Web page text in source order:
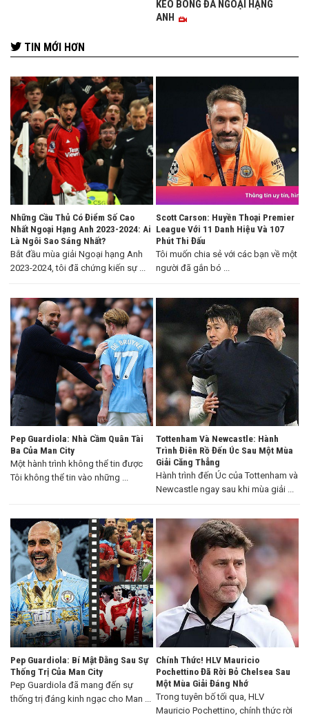
KÈO BÓNG ĐÁ NGOẠI HẠNG
ANH
TIN MỚI HƠN
Những Cầu Thủ Có Điểm Số Cao
Nhất Ngoại Hạng Anh 2023-2024: Ai
Là Ngôi Sao Sáng Nhất?
Bắt đầu mùa giải Ngoại hạng Anh
2023-2024, tôi đã chứng kiến sự ...
Scott Carson: Huyền Thoại Premier
League Với 11 Danh Hiệu Và 107
Phút Thi Đấu
Tôi muốn chia sẻ với các bạn về một
người đã gắn bó ...
Pep Guardiola: Nhà Cầm Quân Tài
Ba Của Man City
Một hành trình không thể tin được
Tôi không thể tin vào những ...
Tottenham Và Newcastle: Hành
Trình Điên Rồ Đến Úc Sau Một Mùa
Giải Căng Thẳng
Hành trình đến Úc của Tottenham và
Newcastle ngay sau khi mùa giải ...
Pep Guardiola: Bí Mật Đằng Sau Sự
Thống Trị Của Man City
Pep Guardiola đã mang đến sự
thống trị đáng kinh ngạc cho Man ...
Chính Thức! HLV Mauricio
Pochettino Đã Rời Bỏ Chelsea Sau
Một Mùa Giải Đáng Nhớ
Trong tuyên bố tối qua, HLV
Mauricio Pochettino, chính thức rời